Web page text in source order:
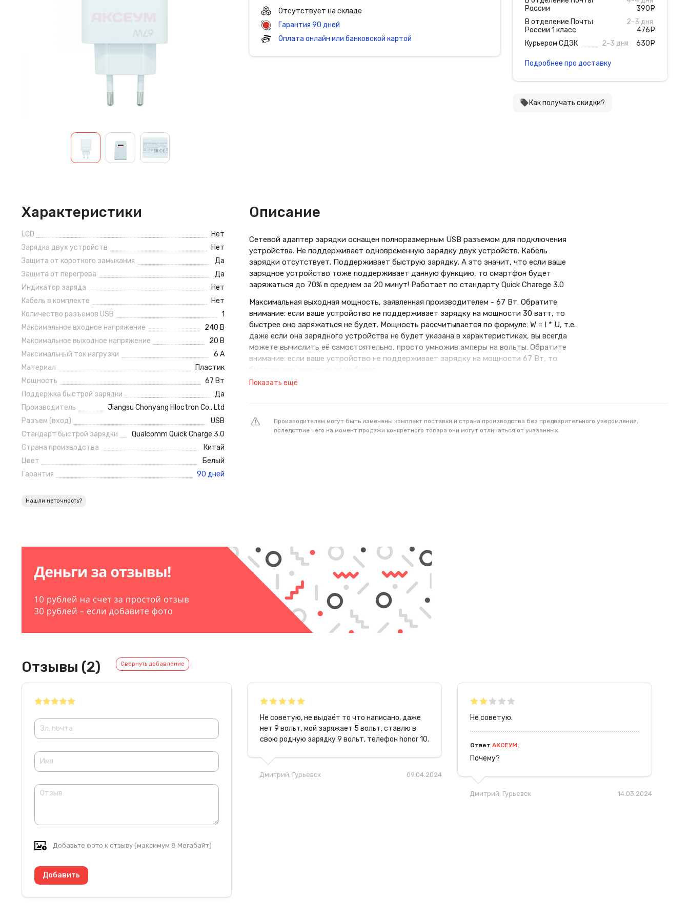
Отсутствует на складе
Гарантия 90 дней
Оплата онлайн или банковской картой
России
390
В отделение Почты
России 1 класс
2-3 дня
476
Курьером СДЭК
2-3 дня 630
Подробнее про доставку
local_offerКак получать скидки?
Характеристики
LCD
Нет
Зарядка двух устройств
Нет
Защита от короткого замыкания
Да
Защита от перегрева
Да
Индикатор заряда
Нет
Кабель в комплекте
Нет
Количество разъемов USB
1
Максимальное входное напряжение
240 В
Максимальное выходное напряжение
20 В
Максимальный ток нагрузки
6 А
Материал
Пластик
Мощность
67 Вт
Поддержка быстрой зарядки
Да
Производитель
Jiangsu Chonyang Hloctron Co., Ltd
Разъем (вход)
USB
Стандарт быстрой зарядки
Qualcomm Quick Charge 3.0
Страна производства
Китай
Цвет
Белый
Гарантия
90 дней
Нашли неточность?
Описание
Сетевой адаптер зарядки оснащен полноразмерным USB разъемом для подключения
устройства. Не поддерживает одновременную зарядку двух устройств. Кабель
зарядки отсутствует. Поддерживает быструю зарядку. А это значит, что если ваше
зарядное устройство тоже поддерживает данную функцию, то смартфон будет
заряжаться до 70% в среднем за 20 минут! Работает по стандарту Quick Charege 3.0
Максимальная выходная мощность, заявленная производителем - 67 Вт. Обратите
внимание: если ваше устройство не поддерживает зарядку на мощности 30 ватт, то
быстрее оно заряжаться не будет. Мощность рассчитывается по формуле: W = I * U, т.е.
даже если она зарядного устройства не будет указана в характеристиках, вы всегда
можете вычислить её самостоятельно, просто умножив амперы на вольты. Обратите
внимание: если ваше устройство не поддерживает зарядку на мощности 67 Вт, то
быстрее оно заряжаться не будет.
заявленное производителем ограничение на входное напряжение в 220 вольт следует
Показать ещё
Производителем могут быть изменены комплект поставки и страна производства без предварительного уведомления,
вследствие чего на момент продажи конкретного товара они могут отличаться от указанных.
Отзывы (2) Свернуть добавление
Добавьте фото к отзыву (максимум 8 Мегабайт)
Не советую, не выдаёт то что написано, даже
нет 9 вольт, мой заряжает 5 вольт, ставлю в
свою родную зарядку 9 вольт, телефон honor 10.
Дмитрий, Гурьевск 09.04.2024
Не советую.
Ответ АКСЕУМ:
Почему?
Дмитрий, Гурьевск 14.03.2024